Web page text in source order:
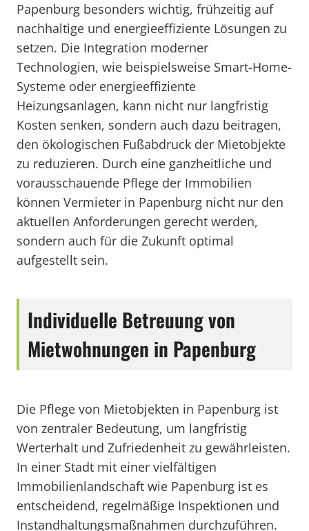
Papenburg besonders wichtig, frühzeitig auf
nachhaltige und energieeffiziente Lösungen zu
setzen. Die Integration moderner
Technologien, wie beispielsweise Smart-Home-
Systeme oder energieeffiziente
Heizungsanlagen, kann nicht nur langfristig
Kosten senken, sondern auch dazu beitragen,
den ökologischen Fußabdruck der Mietobjekte
zu reduzieren. Durch eine ganzheitliche und
vorausschauende Pflege der Immobilien
können Vermieter in Papenburg nicht nur den
aktuellen Anforderungen gerecht werden,
sondern auch für die Zukunft optimal
aufgestellt sein.
Individuelle Betreuung von
Mietwohnungen in Papenburg
Die Pflege von Mietobjekten in Papenburg ist
von zentraler Bedeutung, um langfristig
Werterhalt und Zufriedenheit zu gewährleisten.
In einer Stadt mit einer vielfältigen
Immobilienlandschaft wie Papenburg ist es
entscheidend, regelmäßige Inspektionen und
Instandhaltungsmaßnahmen durchzuführen.